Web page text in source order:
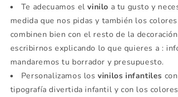
Te adecuamos elvinilo a tu gusto y
medida que nos pidas y también los
combinen bien con el resto de la
escribirnos explicando lo que quieres a :
mandaremos tu borrador y presupuesto.
Personalizamos losvinilos infantiles
tipografía divertida infantil y con los